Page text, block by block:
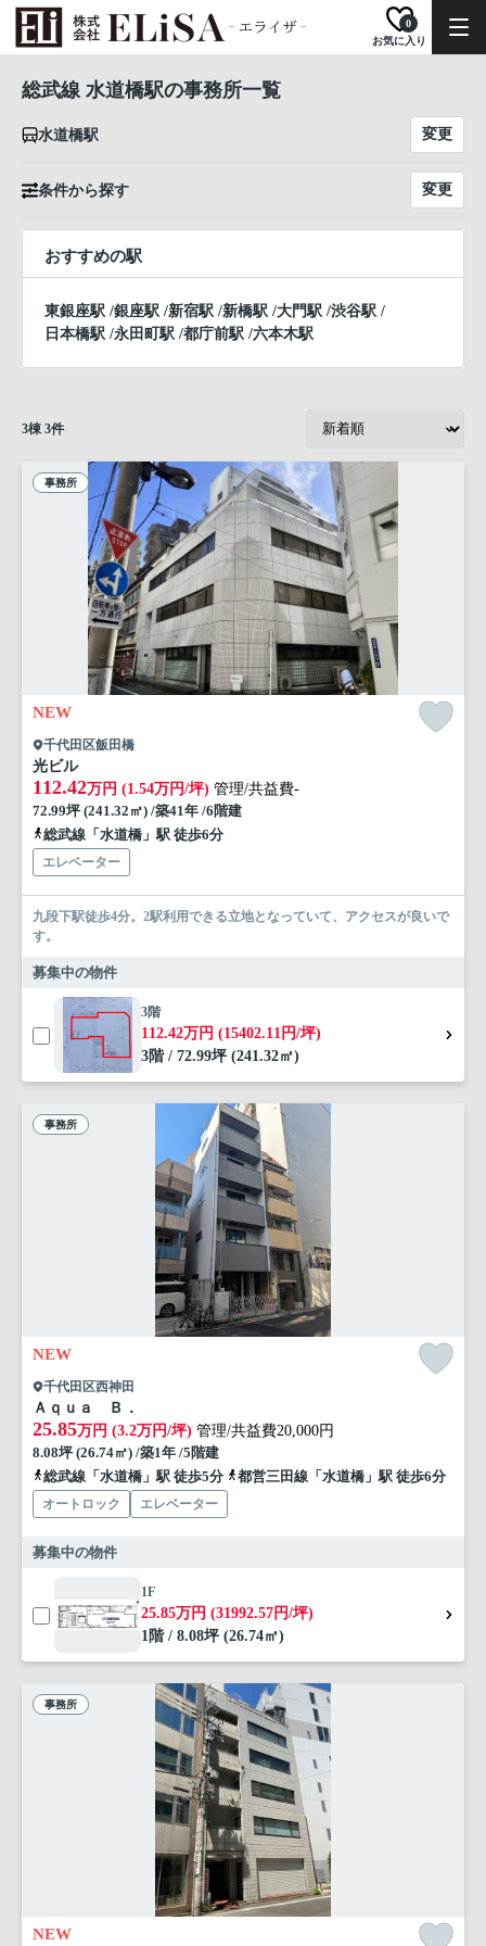
お気に入り
0
総武線 水道橋駅の事務所一覧
水道橋駅 変更
条件から探す 変更
おすすめの駅
東銀座駅 /銀座駅 /新宿駅 /新橋駅 /大門駅 /渋谷駅 /
日本橋駅 /永田町駅 /都庁前駅 /六本木駅
3棟 3件
事務所
NEW
千代田区飯田橋
光ビル
112.42万円 (1.54万円/坪) 管理/共益費-
72.99坪 (241.32㎡) /築41年 /6階建
総武線「水道橋」駅 徒歩6分
エレベーター
九段下駅徒歩4分。2駅利用できる立地となっていて、アクセスが良いで
す。
募集中の物件
3階
112.42万円 (15402.11円/坪)
3階 / 72.99坪 (241.32㎡)
事務所
NEW
千代田区西神田
Ａｑｕａ Ｂ．
25.85万円 (3.2万円/坪) 管理/共益費20,000円
8.08坪 (26.74㎡) /築1年 /5階建
総武線「水道橋」駅 徒歩5分
都営三田線「水道橋」駅 徒歩6分
オートロック エレベーター
募集中の物件
1F
25.85万円 (31992.57円/坪)
1階 / 8.08坪 (26.74㎡)
事務所
NEW